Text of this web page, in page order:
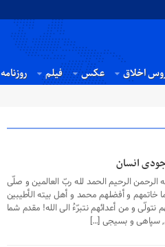
اخلاق عکس فیلم روزنامه
انسان
الرحمن الرحیم الحمد لله ربّ العالمین و صلّی
خاتمهم و أفضلهم محمد و أهل بیته الأطیبین
نتولّی و من أعدائهم نتبرّءُ الی الله! مقدم شما
سپاهی و بسیجی […]